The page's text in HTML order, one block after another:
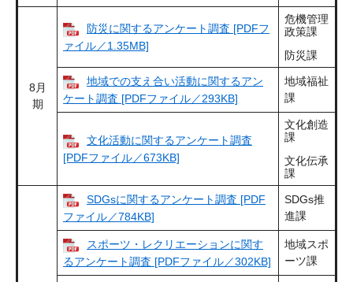
8月
期
防災に関するアンケート調査 [PDFフ
ァイル／1.35MB]
危機管理
政策課
防災課
地域での支え合い活動に関するアン
ケート調査 [PDFファイル／293KB]
地域福祉
課
文化活動に関するアンケート調査
[PDFファイル／673KB]
文化創造
課
文化伝承
課
SDGsに関するアンケート調査 [PDF
ファイル／784KB]
SDGs推
進課
スポーツ・レクリエーションに関す
るアンケート調査 [PDFファイル／302KB]
地域スポ
ーツ課